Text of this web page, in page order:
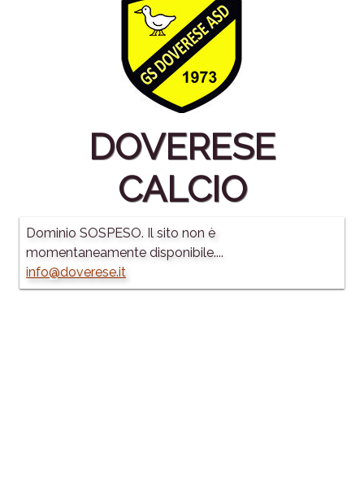
DOVERESE
CALCIO
Dominio SOSPESO. Il sito non è
momentaneamente disponibile....
info@doverese.it